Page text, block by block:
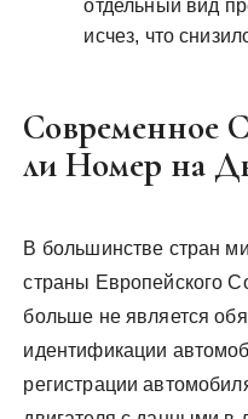
отдельный вид
исчез, что
Современное
ли Номер на
В большинстве стран
страны Европейского
больше не является
идентификации
регистрации